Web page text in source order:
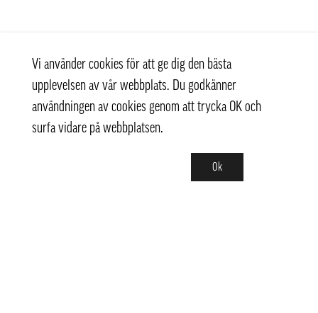
Vi använder cookies för att ge dig den bästa
upplevelsen av vår webbplats. Du godkänner
användningen av cookies genom att trycka OK och
surfa vidare på webbplatsen.
Ok